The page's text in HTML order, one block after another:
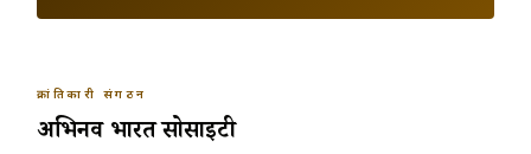
क्रांतिकारी संगठन
अभिनव भारत सोसाइटी